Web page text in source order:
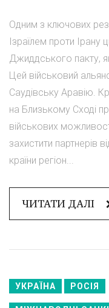
Одним з ключових
Ізраїлем проти
Джиддського пакту,
Цей військовий
Саудівську Аравію.
на Близькому Сході
військових
захистити партнерів
країни регіон...
ЧИТАТИ ДАЛІ
УКРАЇНА РОСІЯ